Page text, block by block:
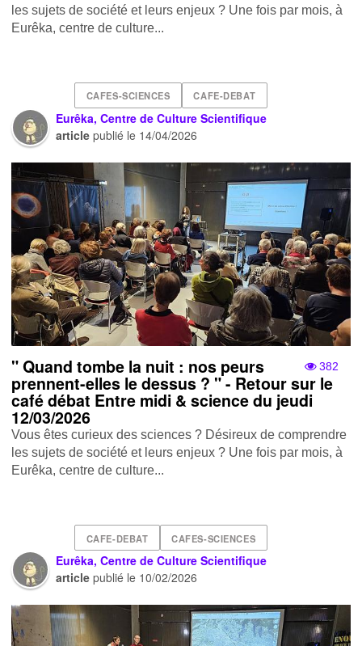
les sujets de société et leurs enjeux ? Une fois par mois, à
Eurêka, centre de culture...
CAFES-SCIENCES CAFE-DEBAT
Eurêka, Centre de Culture Scientifique
article publié le 14/04/2026
382
" Quand tombe la nuit : nos peurs
prennent-elles le dessus ? " - Retour sur le
café débat Entre midi & science du jeudi
12/03/2026
Vous êtes curieux des sciences ? Désireux de comprendre
les sujets de société et leurs enjeux ? Une fois par mois, à
Eurêka, centre de culture...
CAFE-DEBAT CAFES-SCIENCES
Eurêka, Centre de Culture Scientifique
article publié le 10/02/2026